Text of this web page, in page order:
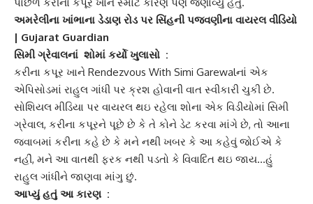
પાછળ કરીના કપૂર ખાને સ્માર્ટ કારણ પણ જણાવ્યું હતું.
અમરેલીના ખાંભાના ડેડાણ રોડ પર સિંહની પજવણીના વાયરલ વીડિયો
| Gujarat Guardian
સિમી ગ્રેવાલનાં શોમાં કર્યો ખુલાસો :
કરીના કપૂર ખાને Rendezvous With Simi Garewalનાં એક
એપિસોડમાં રાહુલ ગાંધી પર ક્રશ હોવાની વાત સ્વીકારી ચુકી છે.
સોશિયલ મીડિયા પર વાયરલ થઇ રહેલા શોના એક વિડીયોમાં સિમી
ગ્રેવાલ, કરીના કપૂરને પૂછે છે કે તે કોને ડેટ કરવા માંગે છે, તો આના
જવાબમાં કરીના કહે છે કે મને નથી ખબર કે આ કહેવું જોઈએ કે
નહીં, મને આ વાતથી ફરક નથી પડતો કે વિવાદિત થઇ જાય…હું
રાહુલ ગાંધીને જાણવા માંગુ છું.
આપ્યું હતું આ કારણ :